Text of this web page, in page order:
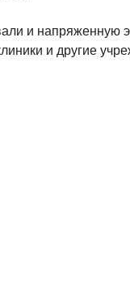
и напряженную
и другие